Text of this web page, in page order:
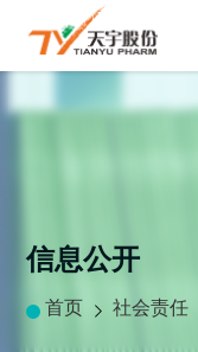
信息公开
首页 社会责任